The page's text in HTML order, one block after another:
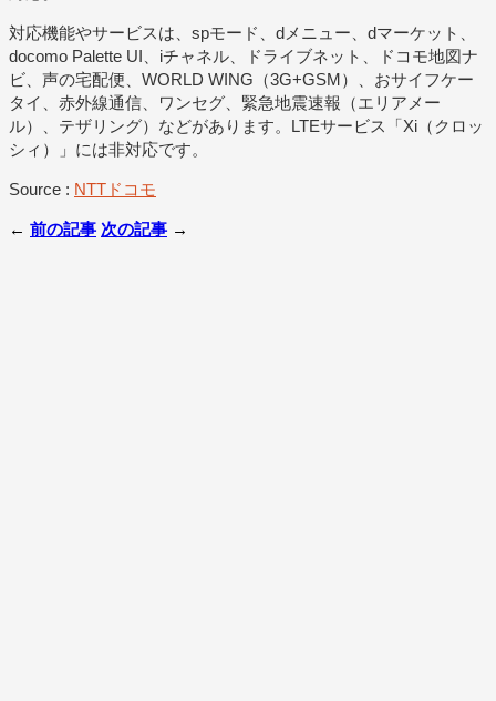
対応機能やサービスは、spモード、dメニュー、dマーケット、
docomo Palette UI、iチャネル、ドライブネット、ドコモ地図ナ
ビ、声の宅配便、WORLD WING（3G+GSM）、おサイフケー
タイ、赤外線通信、ワンセグ、緊急地震速報（エリアメー
ル）、テザリング）などがあります。LTEサービス「Xi（クロッ
シィ）」には非対応です。
Source : NTTドコモ
← 前の記事 次の記事 →